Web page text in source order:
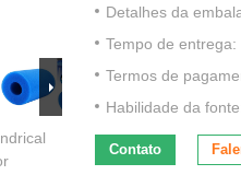
Detalhes da
Tempo de entrega:
Termos de
Habilidade da
Contato